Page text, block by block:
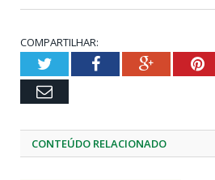
COMPARTILHAR:
TwitterFacebookGoogle+
Email
CONTEÚDO RELACIONADO